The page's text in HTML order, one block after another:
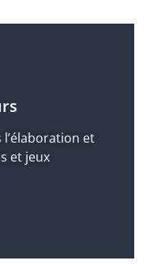
et
et jeux